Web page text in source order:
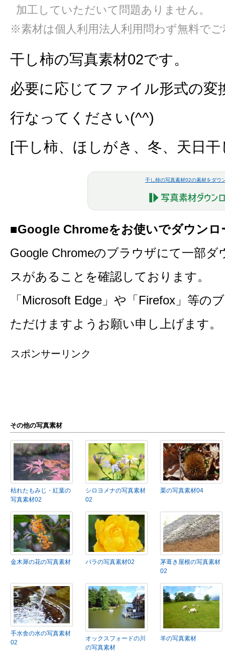
加工していただいて問題ありません。
※素材は個人利用法人利用問わず無料で
干し柿の写真素材02です。
必要に応じてファイル形式の変
行なってください(^^)
[干し柿、ほしがき、冬、天日
干し柿の写真素材02の素材をダウ
■Google Chromeをお使いでダウンロ
Google Chromeのブラウザにて一部
スがあることを確認しております。
「Microsoft Edge」や「Firefox」等の
ただけますようお願い申し上げます。
スポンサーリンク
その他の写真素材
枯れたもみじ・紅葉の
写真素材02
シロヨメナの写真素材
02
栗の写真素材04
金木犀の花の写真素材 バラの写真素材02
茅葺き屋根の写真素材
02
手水舎の水の写真素材
02
オックスフォードの川
の写真素材
羊の写真素材